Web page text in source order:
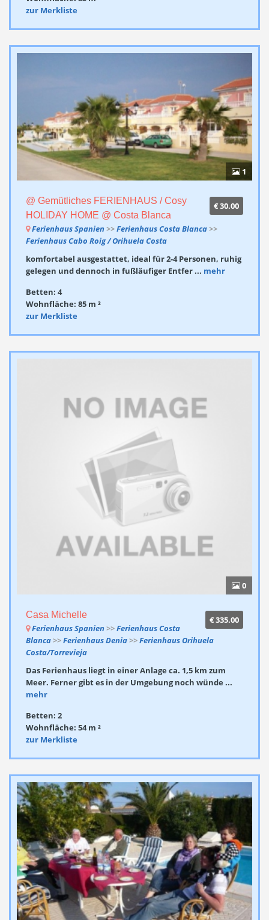
zur Merkliste
1
€ 30.00
@ Gemütliches FERIENHAUS / Cosy
HOLIDAY HOME @ Costa Blanca
Ferienhaus Spanien >>Ferienhaus Costa Blanca>>
Ferienhaus Cabo Roig / Orihuela Costa
komfortabel ausgestattet, ideal für 2-4 Personen, ruhig
gelegen und dennoch in fußläufiger Entfer ... mehr
Betten: 4
Wohnfläche: 85 m ²
zur Merkliste
0
€ 335.00
Casa Michelle
Ferienhaus Spanien >>Ferienhaus Costa
Blanca>>Ferienhaus Denia>>Ferienhaus Orihuela
Costa/Torrevieja
Das Ferienhaus liegt in einer Anlage ca. 1,5 km zum
Meer. Ferner gibt es in der Umgebung noch wünde ...
mehr
Betten: 2
Wohnfläche: 54 m ²
zur Merkliste